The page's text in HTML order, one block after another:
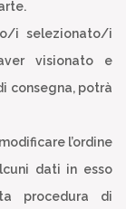
i selezionato/i
visionato e
consegna, potrà
l’ordine
dati in esso
procedura di